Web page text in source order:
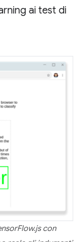
ai test di
con